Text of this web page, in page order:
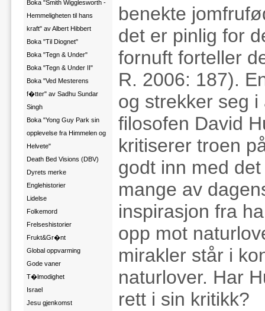
Boka "Smith Wigglesworth -
Hemmeligheten til hans
kraft" av Albert Hibbert
Boka "Til Diognet"
Boka "Tegn & Under"
Boka "Tegn & Under II"
Boka "Ved Mesterens
f�tter" av Sadhu Sundar
Singh
Boka "Yong Guy Park sin
opplevelse fra Himmelen og
Helvete"
Death Bed Visions (DBV)
Dyrets merke
Englehistorier
Lidelse
Folkemord
Frelseshistorier
Frukt&Gr�nt
Global oppvarming
Gode vaner
T�lmodighet
Israel
Jesu gjenkomst
benekte
det er pinlig for
fornuft forteller
R. 2006: 187).
og strekker seg
filosofen David
kritiserer troen
godt inn med
mange av
inspirasjon fra
opp mot
mirakler står i
naturlover. Har
rett i sin kritikk?